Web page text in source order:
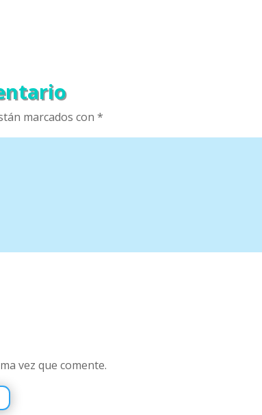
marcados con *
vez que comente.